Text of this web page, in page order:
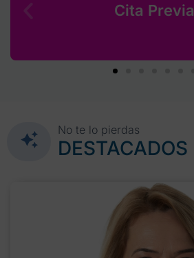
Cita Previa
No te lo pierdas
DESTACADOS